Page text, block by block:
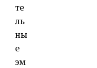
те
ль
ны
е
эм